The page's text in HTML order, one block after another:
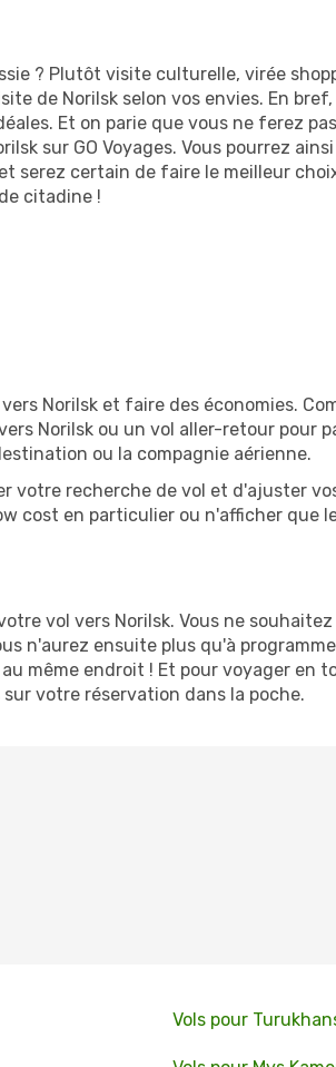
? Plutôt visite culturelle, virée
de Norilsk selon vos envies. En
Et on parie que vous ne ferez
sur GO Voyages. Vous pourrez
serez certain de faire le meilleur
citadine !
Norilsk et faire des économies.
Norilsk ou un vol aller-retour pour
ou la compagnie aérienne.
votre recherche de vol et d'ajuster
cost en particulier ou n'afficher que
vol vers Norilsk. Vous ne
n'aurez ensuite plus qu'à
même endroit ! Et pour voyager en
votre réservation dans la poche.
Vols pour